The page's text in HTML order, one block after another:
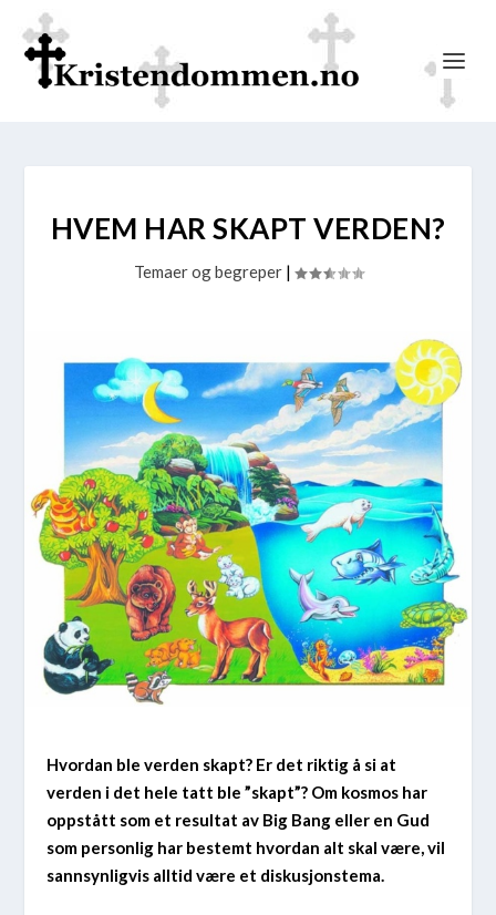
HVEM HAR SKAPT VERDEN?
Temaer og begreper|
Hvordan ble verden skapt? Er det riktig å si at
verden i det hele tatt ble ”skapt”? Om kosmos har
oppstått som et resultat av Big Bang eller en Gud
som personlig har bestemt hvordan alt skal være, vil
sannsynligvis alltid være et diskusjonstema.